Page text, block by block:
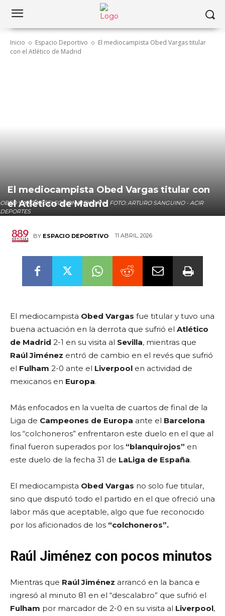
Inicio Espacio Deportivo
El mediocampista Obed Vargas titular
con el Atlético de Madrid
OBED VARGAS SELECCION MEXICANA FOTO: ARTURO SANGUINO - ACIR
DEPORTES
El mediocampista Obed Vargas titular con
el Atlético de Madrid
BY ESPACIO DEPORTIVO 11 ABRIL, 2026
El mediocampista Obed Vargas fue titular y tuvo una
buena actuación en la derrota que sufrió el Atlético
de Madrid 2-1 en su visita al Sevilla, mientras que
Raúl Jiménez entró de cambio en el revés que sufrió
el Fulham 2-0 ante el Liverpool en actividad de
mexicanos en Europa.
Más enfocados en la vuelta de cuartos de final de la
Liga de Campeones de Europa ante el Barcelona
los “colchoneros” enfrentaron este duelo en el que al
final fueron superados por los “blanquirojos” en
este duelo de la fecha 31 de LaLiga de España.
El mediocampista Obed Vargas no solo fue titular,
sino que disputó todo el partido en el que ofreció una
labor más que aceptable, algo que fue reconocido
por los aficionados de los “colchoneros”.
Raúl Jiménez con pocos minutos
Mientras que Raúl Jiménez arrancó en la banca e
ingresó al minuto 81 en el “descalabro” que sufrió el
Fulham por marcador de 2-0 en su visita al Liverpool,